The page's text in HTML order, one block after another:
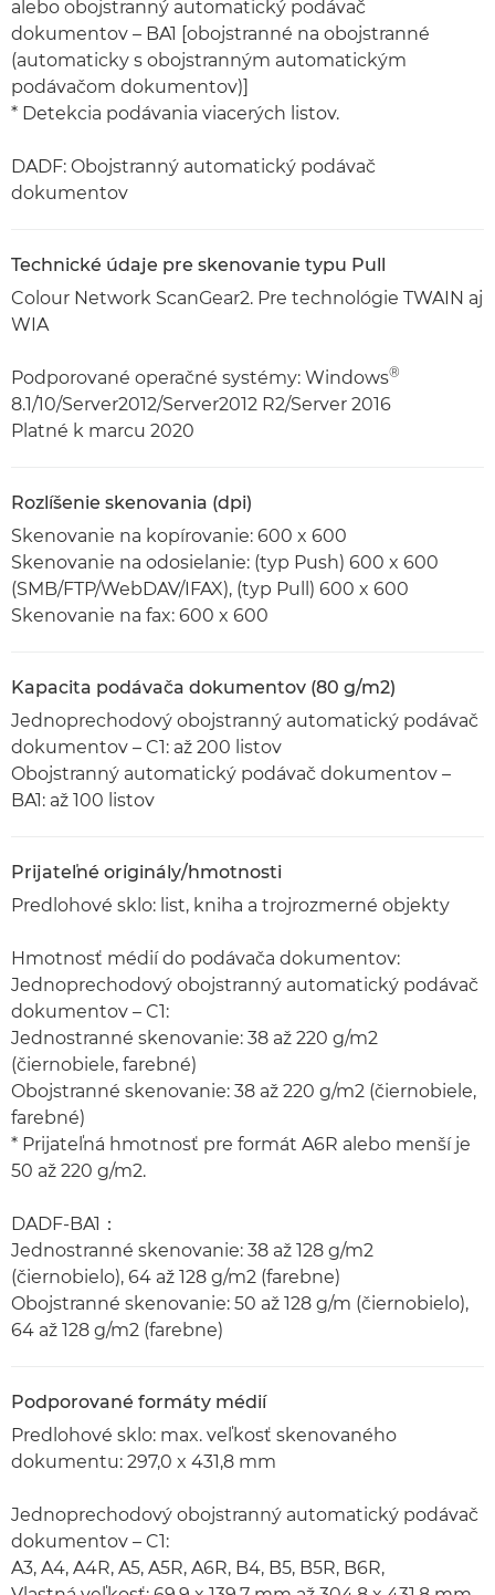
alebo obojstranný automatický podávač
dokumentov – BA1 [obojstranné na obojstranné
(automaticky s obojstranným automatickým
podávačom dokumentov)]
* Detekcia podávania viacerých listov.
DADF: Obojstranný automatický podávač
dokumentov
Technické údaje pre skenovanie typu Pull
Colour Network ScanGear2. Pre technológie TWAIN aj
WIA
Podporované operačné systémy: Windows®
8.1/10/Server2012/Server2012 R2/Server 2016
Platné k marcu 2020
Rozlíšenie skenovania (dpi)
Skenovanie na kopírovanie: 600 x 600
Skenovanie na odosielanie: (typ Push) 600 x 600
(SMB/FTP/WebDAV/IFAX), (typ Pull) 600 x 600
Skenovanie na fax: 600 x 600
Kapacita podávača dokumentov (80 g/m2)
Jednoprechodový obojstranný automatický podávač
dokumentov – C1: až 200 listov
Obojstranný automatický podávač dokumentov –
BA1: až 100 listov
Prijateľné originály/hmotnosti
Predlohové sklo: list, kniha a trojrozmerné objekty
Hmotnosť médií do podávača dokumentov:
Jednoprechodový obojstranný automatický podávač
dokumentov – C1:
Jednostranné skenovanie: 38 až 220 g/m2
(čiernobiele, farebné)
Obojstranné skenovanie: 38 až 220 g/m2 (čiernobiele,
farebné)
* Prijateľná hmotnosť pre formát A6R alebo menší je
50 až 220 g/m2.
DADF-BA1：
Jednostranné skenovanie: 38 až 128 g/m2
(čiernobielo), 64 až 128 g/m2 (farebne)
Obojstranné skenovanie: 50 až 128 g/m (čiernobielo),
64 až 128 g/m2 (farebne)
Podporované formáty médií
Predlohové sklo: max. veľkosť skenovaného
dokumentu: 297,0 x 431,8 mm
Jednoprechodový obojstranný automatický podávač
dokumentov – C1:
A3, A4, A4R, A5, A5R, A6R, B4, B5, B5R, B6R,